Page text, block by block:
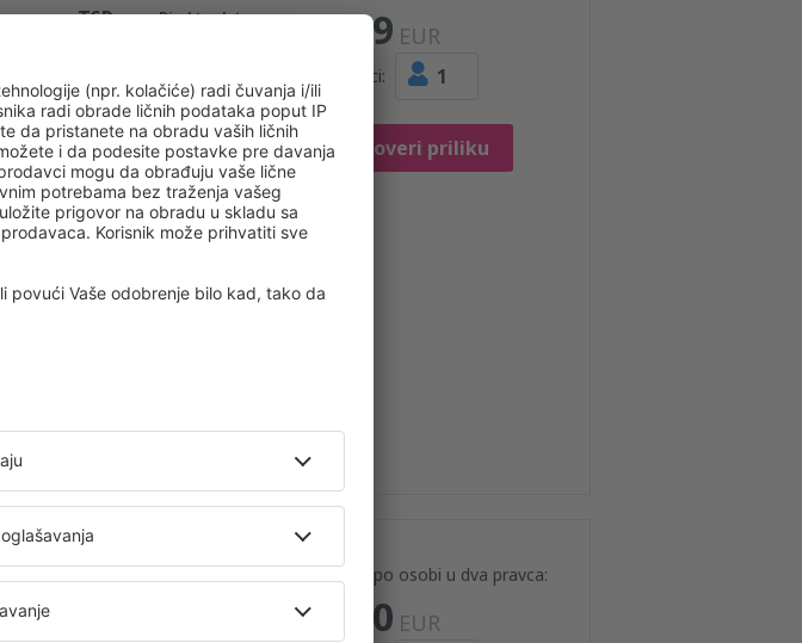
109 EUR
Putnici: 1
Proveri priliku
TGD Direktan let
detalji
detalji
BEG Direktan let
Cena po osobi u dva pravca:
120 EUR